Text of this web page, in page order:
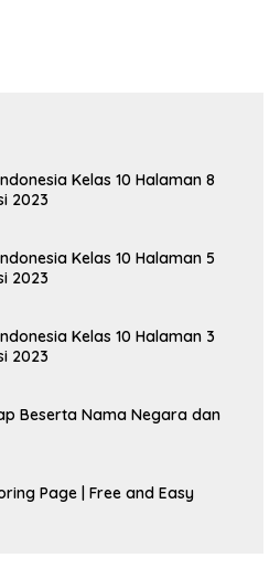
Kelas 10 Halaman 8
2023
Kelas 10 Halaman 5
2023
Kelas 10 Halaman 3
2023
Beserta Nama Negara dan
Page | Free and Easy